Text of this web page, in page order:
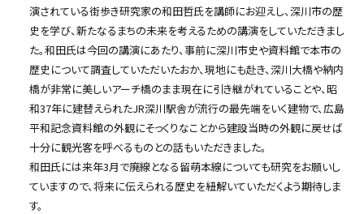
演されている街歩き研究家の和田哲氏を講師にお迎えし、深川市の歴
史を学び、新たなるまちの未来を考えるための講演をしていただきまし
た。和田氏は今回の講演にあたり、事前に深川市史や資料館で本市の
歴史について調査していただいたおか、現地にも赴き、深川大橋や納内
橋が非常に美しいアーチ橋のまま現在に引き継がれていることや、昭
和37年に建替えられたJR深川駅舎が流行の最先端をいく建物で、広島
平和記念資料館の外観にそっくりなことから建設当時の外観に戻せば
十分に観光客を呼べるものとの話もいただきました。
和田氏には来年3月で廃線となる留萌本線についても研究をお願いし
ていますので、将来に伝えられる歴史を紐解いていただくよう期待しま
す。